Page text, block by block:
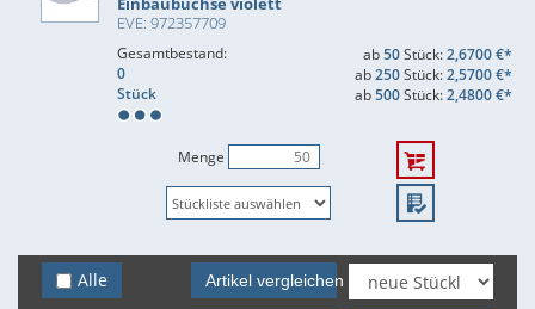
EVE: 972357709
Gesamtbestand:
0
Stück
ab50Stück:2,6700 €*
ab250Stück:2,5700 €*
ab500Stück:2,4800 €*
Menge
Alle Artikel vergleichen